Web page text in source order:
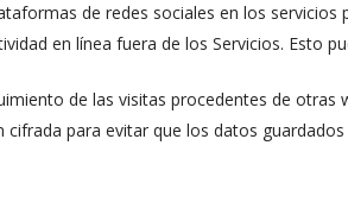
de redes sociales en los
en línea fuera de los Servicios. Esto
de las visitas procedentes de
para evitar que los datos